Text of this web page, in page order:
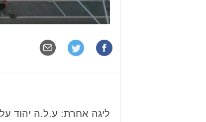
ליגה אחרת: ע.ל.ה יהוד